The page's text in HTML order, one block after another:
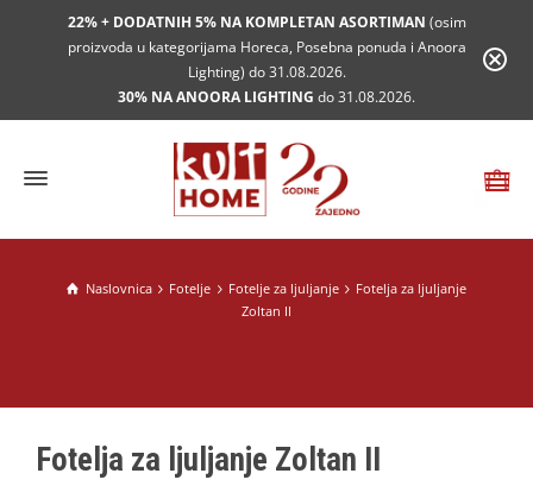
22% + DODATNIH 5% NA KOMPLETAN ASORTIMAN (osim
proizvoda u kategorijama Horeca, Posebna ponuda i Anoora
Lighting) do 31.08.2026.
30% NA ANOORA LIGHTING do 31.08.2026.
Naslovnica Fotelje Fotelje za ljuljanje
Fotelja za ljuljanje
Zoltan II
Fotelja za ljuljanje Zoltan II